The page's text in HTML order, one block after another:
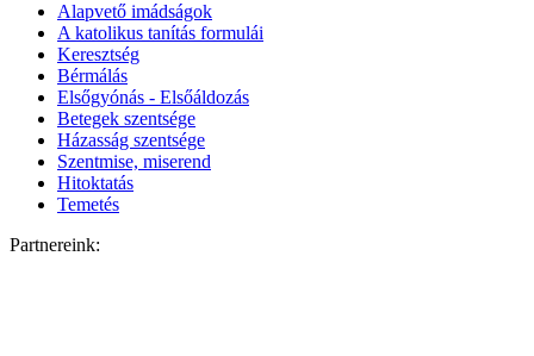
Alapvető imádságok
A katolikus tanítás formulái
Keresztség
Bérmálás
Elsőgyónás - Elsőáldozás
Betegek szentsége
Házasság szentsége
Szentmise, miserend
Hitoktatás
Temetés
Partnereink: